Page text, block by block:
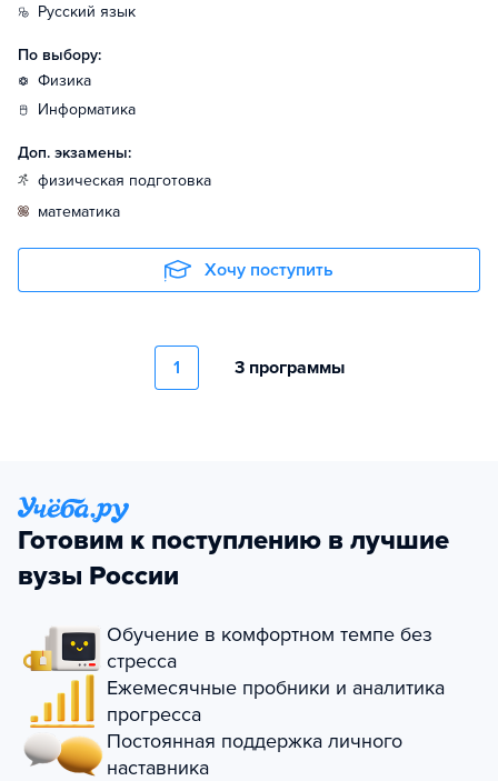
русский язык
По выбору:
физика
информатика
Доп. экзамены:
физическая подготовка
математика
Хочу поступить
1 3 программы
Готовим к поступлению в лучшие
вузы России
Обучение в комфортном темпе без
стресса
Ежемесячные пробники и аналитика
прогресса
Постоянная поддержка личного
наставника